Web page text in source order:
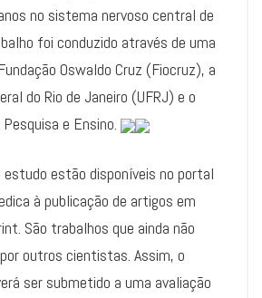
no sistema nervoso central de
foi conduzido através de uma
Oswaldo Cruz (Fiocruz), a
do Rio de Janeiro (UFRJ) e o
e Ensino.
estão disponíveis no portal
à publicação de artigos em
São trabalhos que ainda não
outros cientistas. Assim, o
ser submetido a uma avaliação